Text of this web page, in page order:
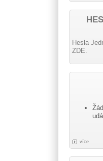
Hesla
ZDE.
více